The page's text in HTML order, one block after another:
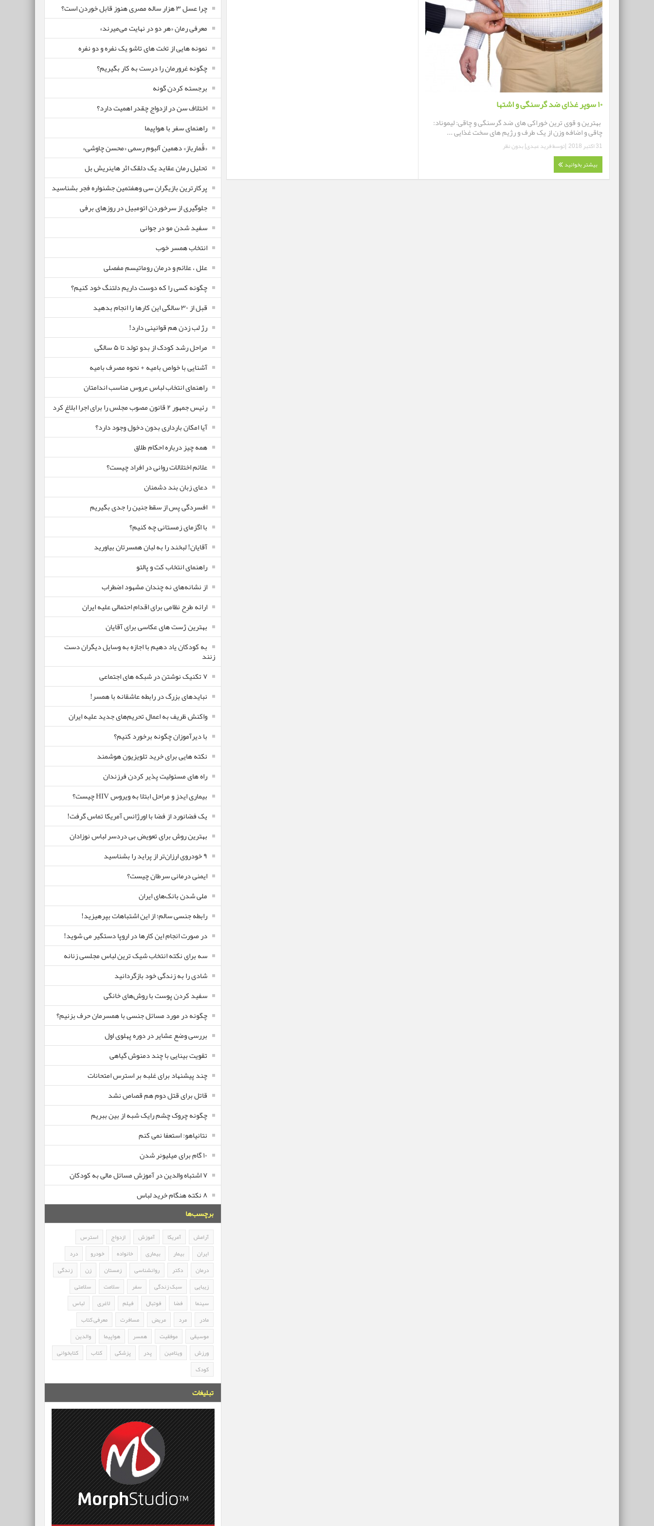
۱۰ سوپر غذای ضد گرسنگی و اشتها
بهترین و قوی ترین خوراکی های ضد گرسنگی و چاقی: لیموناد:
چاقی و اضافه وزن از یک طرف و رژیم های سخت غذایی ...
31 اکتبر 2018 |توسطفرید عبدی|بدون نظر
بیشتر بخوانید
چرا عسل ۳ هزار ساله‌ مصری هنوز قابل خوردن است؟
معرفی رمان «هر دو در نهایت می‌میرند»
نمونه هایی از تخت های تاشو یک نفره و دو نفره
چگونه غرورمان را درست به کار بگیریم؟
برجسته کردن گونه
اختلاف سن در ازدواج چقدر اهمیت دارد؟
راهنمای سفر با هواپیما
«قُمارباز» دهمین آلبوم رسمی «محسن چاوشی»
تحلیل رمان عقاید یک دلقک اثر هاینریش بل
پرکارترین بازیگران سی وهفتمین جشنواره فجر بشناسید
جلوگیری از سرخوردن اتومبیل در روزهای برفی
سفید شدن مو در جوانی
انتخاب همسر خوب
علل ، علائم و درمان روماتیسم مفصلی
چگونه کسی را که دوست داریم دلتنگ خود کنیم؟
قبل از ۳۰ سالگی این کارها را انجام بدهید
رژ لب زدن هم قوانینی دارد!
مراحل رشد کودک از بدو تولد تا ۵ سالگی
آشنایی با خواص بامیه + نحوه مصرف بامیه
راهنمای انتخاب لباس عروس مناسب اندامتان
رئیس جمهور ۲ قانون مصوب مجلس را برای اجرا ابلاغ کرد
آیا امکان بارداری بدون دخول وجود دارد؟
همه چیز درباره احکام طلاق
علائم اختلالات روانی در افراد چیست؟
دعای زبان بند دشمنان
افسردگی پس از سقط جنین را جدی بگیریم
با اگزمای زمستانی چه کنیم؟
آقایان! لبخند را به لبان همسرتان بیاورید
راهنمای انتخاب کت و پالتو
از نشانه‌های نه چندان مشهود اضطراب
ارائه طرح نظامی برای اقدام احتمالی علیه ایران
بهترین ژست های عکاسی برای آقایان
به کودکان یاد دهیم با اجازه به وسایل دیگران دست
زنند
۷ تکنیک نوشتن در شبکه های اجتماعی
نبایدهای بزرگ در رابطه عاشقانه با همسر!
واکنش ظریف به اعمال تحریم‌های جدید علیه ایران
با دیرآموزان چگونه برخورد کنیم؟
نکته هایی برای خرید تلویزیون هوشمند
راه های مسئولیت پذیر کردن فرزندان
بیماری ایدز و مراحل ابتلا به ویروس HIV چیست؟
یک فضانورد از فضا با اورژانس آمریکا تماس گرفت!
بهترین روش برای تعویض بی دردسر لباس نوزادان
٩ خودروی ارزان‌تر از پراید را بشناسید
ایمنی درمانی سرطان چیست؟
ملی شدن بانک‌های ایران
رابطه جنسی سالم؛ از این اشتباهات بپرهیزید!
در صورت انجام این کارها در اروپا دستگیر می شوید!
سه برای نکته انتخاب شیک ترین لباس مجلسی زنانه
شادی را به زندگی خود بازگردانید
سفید کردن پوست با روش‌های خانگی
چگونه در مورد مسائل جنسی با همسرمان حرف بزنیم؟
بررسی وضع عشایر در دوره پهلوی اول
تقویت بینایی با چند دمنوش گیاهی
چند پیشنهاد برای غلبه بر استرس امتحانات
قاتل برای قتل دوم هم قصاص نشد
چگونه چروک چشم رایک شبه از بین ببریم
نتانیاهو: استعفا نمی کنم
۱۰ گام برای میلیونر شدن
۷ اشتباه والدین در آموزش مسائل مالی به کودکان
۸ نکته هنگام خرید لباس
برچسب‌ها
آرامش آمریکا آموزش ازدواج
استرس
ایران
بیمار بیماری خانواده خودرو
درد
درمان
دکتر روانشناسی زمستان زن
زندگی
زیبایی
سبک زندگی سفر سلامت
سلامتی
سینما
فضا فوتبال فیلم لاغری
لباس
مادر
مرد مریض مسافرت
معرفی کتاب
موسیقی
موفقیت همسر هواپیما
والدین
ورزش
ویتامین پدر پزشکی کتاب
کتابخوانی
کودک
تبلیغات